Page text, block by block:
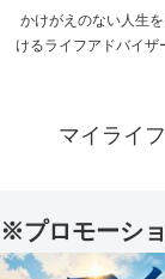
かけがえのない人生
けるライフアドバイ
マイライ
※プロモーシ